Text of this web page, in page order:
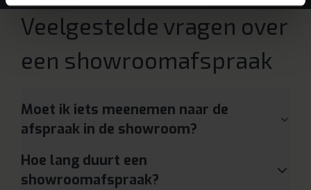
Veelgestelde vragen over
een showroomafspraak
Moet ik iets meenemen naar de
afspraak in de showroom?
Hoe lang duurt een
showroomafspraak?